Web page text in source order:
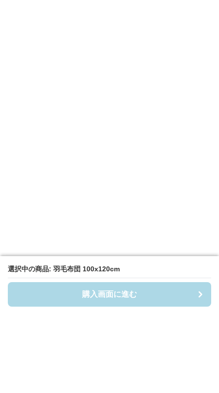
選択中の商品: 羽毛布団 100x120cm
購入画面に進む
選択中の商品: 羽毛布団 100x120cm
購入画面に進む